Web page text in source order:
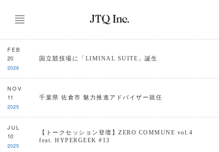
FEB
20
2026
国立競技場に「LIMINAL SUITE」誕生
NOV
11
2025
千葉県 佐倉市 魅力推進アドバイザー就任
JUL
10
2025
【トークセッション登壇】ZERO COMMUNE vol.4
feat. HYPERGEEK #13